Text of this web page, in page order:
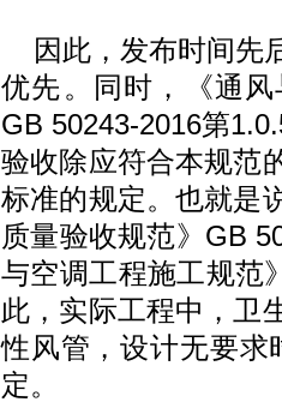
因此，发布时间先
优先‌。同时，《通
GB 50243-2016第
验收除应符合本规范
标准的规定。也就是
质量验收规范》GB
与空调工程施工规范
此，实际工程中，卫
性风管，设计无要求
定。